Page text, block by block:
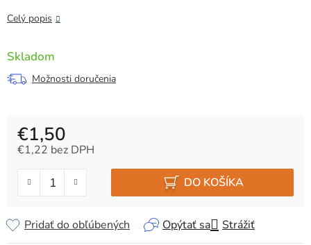
Celý popis
Skladom
Možnosti doručenia
€1,50
€1,22 bez DPH
DO KOŠÍKA
Opýtať sa Strážiť
Pridať do obľúbených